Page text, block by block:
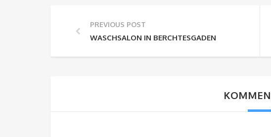
PREVIOUS POST
WASCHSALON IN BERCHTESGADEN